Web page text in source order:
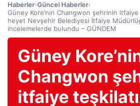
Haberler›Güncel Haberler›
Güney Kore’nin Changwon şehrinin
heyet Nevşehir Belediyesi İtfaiye
incelemelerde bulundu – GÜNDEM
Güney
Changwon
itfaiye